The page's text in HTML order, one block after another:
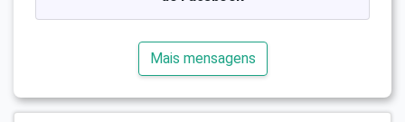
Mais mensagens